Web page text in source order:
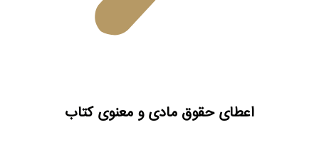
اعطای حقوق مادی و معنوی کتاب